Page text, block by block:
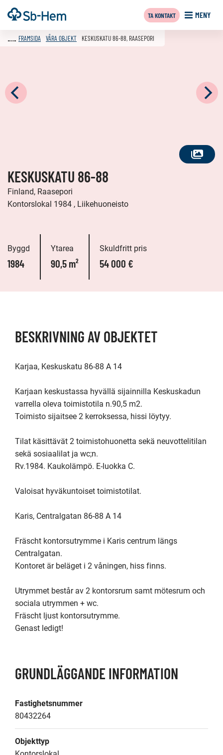
Till
innehållet
Framsida MENY
TA KONTAKT
SE
FRAMSIDA VÅRA OBJEKT KESKUSKATU 86-88, RAASEPORI
KESKUSKATU 86-88
Finland, Raasepori
Kontorslokal 1984 , Liikehuoneisto
Byggd
1984
Ytarea
90,5 m²
Skuldfritt pris
54 000 €
BESKRIVNING AV OBJEKTET
Karjaa, Keskuskatu 86-88 A 14
Karjaan keskustassa hyvällä sijainnilla Keskuskadun
varrella oleva toimistotila n.90,5 m2.
Toimisto sijaitsee 2 kerroksessa, hissi löytyy.
Tilat käsittävät 2 toimistohuonetta sekä neuvottelitilan
sekä sosiaalilat ja wc;n.
Rv.1984. Kaukolämpö. E-luokka C.
Valoisat hyväkuntoiset toimistotilat.
Karis, Centralgatan 86-88 A 14
Fräscht kontorsutrymme i Karis centrum längs
Centralgatan.
Kontoret är beläget i 2 våningen, hiss finns.
Utrymmet består av 2 kontorsrum samt mötesrum och
sociala utrymmen + wc.
Fräscht ljust kontorsutrymme.
Genast ledigt!
GRUNDLÄGGANDE INFORMATION
Fastighetsnummer
80432264
Objekttyp